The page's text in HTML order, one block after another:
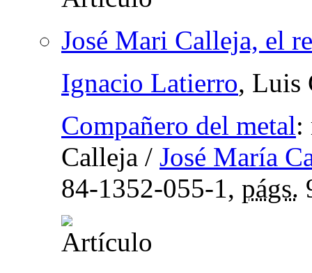
José Mari Calleja, el
Ignacio Latierro, Luis
Compañero del metal:
Calleja / José María
84-1352-055-1, págs.